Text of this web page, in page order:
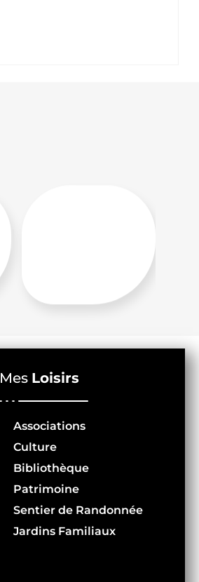
Mes Loisirs
Associations
Culture
Bibliothèque
Patrimoine
Sentier de Randonnée
Jardins Familiaux